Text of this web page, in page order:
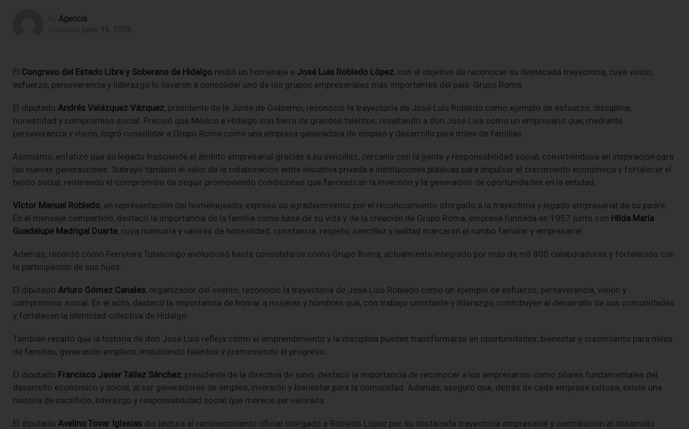
Agencia
junio 16, 2026
El Congreso del Estado Libre y Soberano de Hidalgo rindió un homenaje a José Luis Robledo López, con el objetivo de reconocer su destacada trayectoria, cuya visión,
esfuerzo, perseverancia y liderazgo lo llevaron a consolidar uno de los grupos empresariales más importantes del país: Grupo Roma.
El diputado Andrés Velázquez Vázquez, presidente de la Junta de Gobierno, reconoció la trayectoria de José Luis Robledo como ejemplo de esfuerzo, disciplina,
honestidad y compromiso social. Precisó que México e Hidalgo son tierra de grandes talentos, resaltando a don José Luis como un empresario que, mediante
perseverancia y visión, logró consolidar a Grupo Roma como una empresa generadora de empleo y desarrollo para miles de familias.
Asimismo, enfatizó que su legado trasciende el ámbito empresarial gracias a su sencillez, cercanía con la gente y responsabilidad social, convirtiéndose en inspiración para
las nuevas generaciones. Subrayó también el valor de la colaboración entre iniciativa privada e instituciones públicas para impulsar el crecimiento económico y fortalecer el
tejido social, reiterando el compromiso de seguir promoviendo condiciones que favorezcan la inversión y la generación de oportunidades en la entidad.
Víctor Manuel Robledo, en representación del homenajeado, expresó su agradecimiento por el reconocimiento otorgado a la trayectoria y legado empresarial de su padre.
En el mensaje compartido, destacó la importancia de la familia como base de su vida y de la creación de Grupo Roma, empresa fundada en 1957 junto con Hilda María
Guadalupe Madrigal Duarte, cuya memoria y valores de honestidad, constancia, respeto, sencillez y lealtad marcaron el rumbo familiar y empresarial.
Además, recordó cómo Ferretera Tulancingo evolucionó hasta consolidarse como Grupo Roma, actualmente integrado por más de mil 800 colaboradores y fortalecido con
la participación de sus hijos.
El diputado Arturo Gómez Canales, organizador del evento, reconoció la trayectoria de José Luis Robledo como un ejemplo de esfuerzo, perseverancia, visión y
compromiso social. En el acto, destacó la importancia de honrar a mujeres y hombres que, con trabajo constante y liderazgo, contribuyen al desarrollo de sus comunidades
y fortalecen la identidad colectiva de Hidalgo.
También resaltó que la historia de don José Luis refleja cómo el emprendimiento y la disciplina pueden transformarse en oportunidades, bienestar y crecimiento para miles
de familias, generando empleos, impulsando talentos y promoviendo el progreso.
El diputado Francisco Javier Téllez Sánchez, presidente de la directiva de junio, destacó la importancia de reconocer a los empresarios como pilares fundamentales del
desarrollo económico y social, al ser generadores de empleo, inversión y bienestar para la comunidad. Además, aseguró que, detrás de cada empresa exitosa, existe una
historia de sacrificio, liderazgo y responsabilidad social que merece ser valorada.
El diputado Avelino Tovar Iglesias dio lectura al reconocimiento oficial otorgado a Robledo López por su destacada trayectoria empresarial y contribución al desarrollo